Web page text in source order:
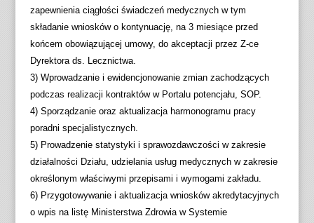
zapewnienia ciągłości świadczeń medycznych w tym
składanie wniosków o kontynuację, na 3 miesiące przed
końcem obowiązującej umowy, do akceptacji przez Z-ce
Dyrektora ds. Lecznictwa.
3) Wprowadzanie i ewidencjonowanie zmian zachodzących
podczas realizacji kontraktów w Portalu potencjału, SOP.
4) Sporządzanie oraz aktualizacja harmonogramu pracy
poradni specjalistycznych.
5) Prowadzenie statystyki i sprawozdawczości w zakresie
działalności Działu, udzielania usług medycznych w zakresie
określonym właściwymi przepisami i wymogami zakładu.
6) Przygotowywanie i aktualizacja wniosków akredytacyjnych
o wpis na listę Ministerstwa Zdrowia w Systemie